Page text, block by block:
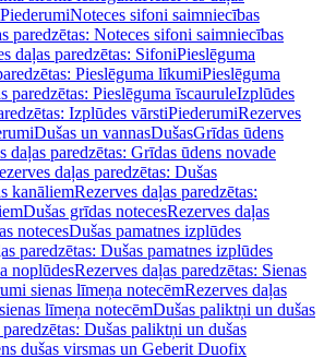
PiederumiNoteces sifoni saimniecības
paredzētas: Noteces sifoni saimniecības
daļas paredzētas: SifoniPieslēguma
Pieslēguma līkumiPieslēguma
paredzētas: Pieslēguma īscauruleIzplūdes
Izplūdes vārstiPiederumiRezerves
Dušas un vannasDušasGrīdas ūdens
daļas paredzētas: Grīdas ūdens novade
daļas paredzētas: Dušas
kanāliemRezerves daļas paredzētas:
Dušas grīdas notecesRezerves daļas
notecesDušas pamatnes izplūdes
paredzētas: Dušas pamatnes izplūdes
noplūdesRezerves daļas paredzētas: Sienas
sienas līmeņa notecēmRezerves daļas
līmeņa notecēmDušas paliktņi un dušas
Dušas paliktņi un dušas
dušas virsmas un Geberit Duofix